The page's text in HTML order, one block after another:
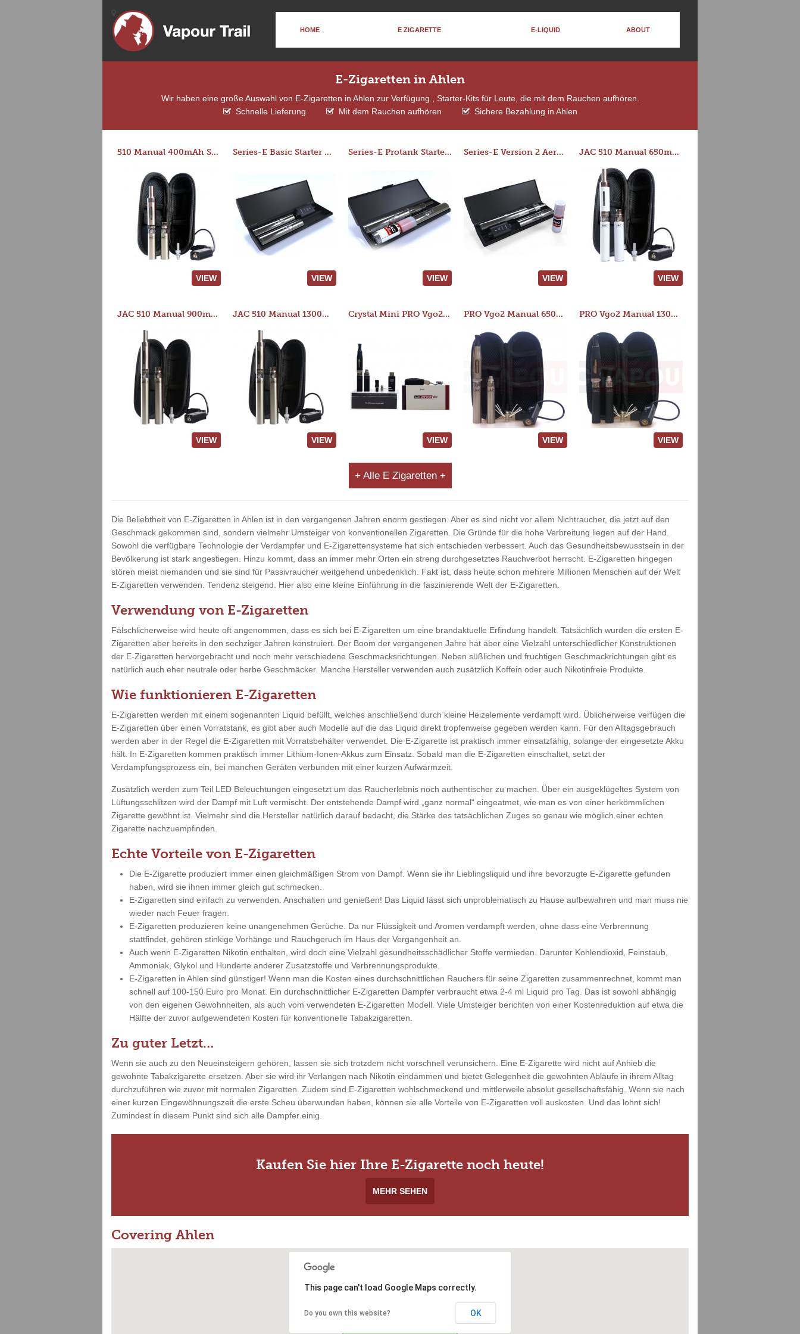
HOME E ZIGARETTE E-LIQUID ABOUT
E-Zigaretten in Ahlen
Wir haben eine große Auswahl von E-Zigaretten in Ahlen zur Verfügung , Starter-Kits für Leute, die mit dem Rauchen aufhören.
Schnelle Lieferung
Mit dem Rauchen aufhören Sichere Bezahlung in Ahlen
510 Manual 400mAh Starter Kit
VIEW
Series-E Basic Starter Kit (No Tank)
VIEW
Series-E Protank Starter Kit
VIEW
Series-E Version 2 Aero Tank Starter Kit
VIEW
JAC 510 Manual 650mAh Starter Kit
VIEW
JAC 510 Manual 900mAh Starter Kit
VIEW
JAC 510 Manual 1300mAh Starter Kit
VIEW
Crystal Mini PRO Vgo2 Manual 400mAh Kit
VIEW
PRO Vgo2 Manual 650mAh Kit
VIEW
PRO Vgo2 Manual 1300mAh Kit
VIEW
+ Alle E Zigaretten +
Die Beliebtheit von E-Zigaretten in Ahlen ist in den vergangenen Jahren enorm gestiegen. Aber es sind nicht vor allem Nichtraucher, die jetzt auf den
Geschmack gekommen sind, sondern vielmehr Umsteiger von konventionellen Zigaretten. Die Gründe für die hohe Verbreitung liegen auf der Hand.
Sowohl die verfügbare Technologie der Verdampfer und E-Zigarettensysteme hat sich entschieden verbessert. Auch das Gesundheitsbewusstsein in der
Bevölkerung ist stark angestiegen. Hinzu kommt, dass an immer mehr Orten ein streng durchgesetztes Rauchverbot herrscht. E-Zigaretten hingegen
stören meist niemanden und sie sind für Passivraucher weitgehend unbedenklich. Fakt ist, dass heute schon mehrere Millionen Menschen auf der Welt
E-Zigaretten verwenden. Tendenz steigend. Hier also eine kleine Einführung in die faszinierende Welt der E-Zigaretten.
Verwendung von E-Zigaretten
Fälschlicherweise wird heute oft angenommen, dass es sich bei E-Zigaretten um eine brandaktuelle Erfindung handelt. Tatsächlich wurden die ersten E-
Zigaretten aber bereits in den sechziger Jahren konstruiert. Der Boom der vergangenen Jahre hat aber eine Vielzahl unterschiedlicher Konstruktionen
der E-Zigaretten hervorgebracht und noch mehr verschiedene Geschmacksrichtungen. Neben süßlichen und fruchtigen Geschmackrichtungen gibt es
natürlich auch eher neutrale oder herbe Geschmäcker. Manche Hersteller verwenden auch zusätzlich Koffein oder auch Nikotinfreie Produkte.
Wie funktionieren E-Zigaretten
E-Zigaretten werden mit einem sogenannten Liquid befüllt, welches anschließend durch kleine Heizelemente verdampft wird. Üblicherweise verfügen die
E-Zigaretten über einen Vorratstank, es gibt aber auch Modelle auf die das Liquid direkt tropfenweise gegeben werden kann. Für den Alltagsgebrauch
werden aber in der Regel die E-Zigaretten mit Vorratsbehälter verwendet. Die E-Zigarette ist praktisch immer einsatzfähig, solange der eingesetzte Akku
hält. In E-Zigaretten kommen praktisch immer Lithium-Ionen-Akkus zum Einsatz. Sobald man die E-Zigaretten einschaltet, setzt der
Verdampfungsprozess ein, bei manchen Geräten verbunden mit einer kurzen Aufwärmzeit.
Zusätzlich werden zum Teil LED Beleuchtungen eingesetzt um das Raucherlebnis noch authentischer zu machen. Über ein ausgeklügeltes System von
Lüftungsschlitzen wird der Dampf mit Luft vermischt. Der entstehende Dampf wird „ganz normal“ eingeatmet, wie man es von einer herkömmlichen
Zigarette gewöhnt ist. Vielmehr sind die Hersteller natürlich darauf bedacht, die Stärke des tatsächlichen Zuges so genau wie möglich einer echten
Zigarette nachzuempfinden.
Echte Vorteile von E-Zigaretten
Die E-Zigarette produziert immer einen gleichmäßigen Strom von Dampf. Wenn sie ihr Lieblingsliquid und ihre bevorzugte E-Zigarette gefunden
haben, wird sie ihnen immer gleich gut schmecken.
E-Zigaretten sind einfach zu verwenden. Anschalten und genießen! Das Liquid lässt sich unproblematisch zu Hause aufbewahren und man muss nie
wieder nach Feuer fragen.
E-Zigaretten produzieren keine unangenehmen Gerüche. Da nur Flüssigkeit und Aromen verdampft werden, ohne dass eine Verbrennung
stattfindet, gehören stinkige Vorhänge und Rauchgeruch im Haus der Vergangenheit an.
Auch wenn E-Zigaretten Nikotin enthalten, wird doch eine Vielzahl gesundheitsschädlicher Stoffe vermieden. Darunter Kohlendioxid, Feinstaub,
Ammoniak, Glykol und Hunderte anderer Zusatzstoffe und Verbrennungsprodukte.
E-Zigaretten in Ahlen sind günstiger! Wenn man die Kosten eines durchschnittlichen Rauchers für seine Zigaretten zusammenrechnet, kommt man
schnell auf 100-150 Euro pro Monat. Ein durchschnittlicher E-Zigaretten Dampfer verbraucht etwa 2-4 ml Liquid pro Tag. Das ist sowohl abhängig
von den eigenen Gewohnheiten, als auch vom verwendeten E-Zigaretten Modell. Viele Umsteiger berichten von einer Kostenreduktion auf etwa die
Hälfte der zuvor aufgewendeten Kosten für konventionelle Tabakzigaretten.
Zu guter Letzt…
Wenn sie auch zu den Neueinsteigern gehören, lassen sie sich trotzdem nicht vorschnell verunsichern. Eine E-Zigarette wird nicht auf Anhieb die
gewohnte Tabakzigarette ersetzen. Aber sie wird ihr Verlangen nach Nikotin eindämmen und bietet Gelegenheit die gewohnten Abläufe in ihrem Alltag
durchzuführen wie zuvor mit normalen Zigaretten. Zudem sind E-Zigaretten wohlschmeckend und mittlerweile absolut gesellschaftsfähig. Wenn sie nach
einer kurzen Eingewöhnungszeit die erste Scheu überwunden haben, können sie alle Vorteile von E-Zigaretten voll auskosten. Und das lohnt sich!
Zumindest in diesem Punkt sind sich alle Dampfer einig.
Kaufen Sie hier Ihre E-Zigarette noch heute!
MEHR SEHEN
Covering Ahlen
This page can't load Google Maps correctly.
Do you own this website? OK